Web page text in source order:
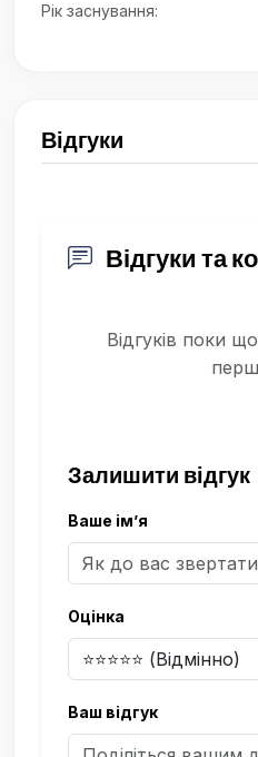
Рік заснування:
Відгуки
Відгуки та
Відгуків поки
Залишити відгук
Ваше ім’я
Оцінка
Ваш відгук